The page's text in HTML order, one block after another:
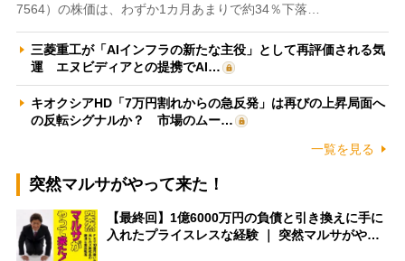
7564）の株価は、わずか1カ月あまりで約34％下落…
三菱重工が「AIインフラの新たな主役」として再評価される気
運 エヌビディアとの提携でAI…
キオクシアHD「7万円割れからの急反発」は再びの上昇局面へ
の反転シグナルか？ 市場のムー…
一覧を見る
突然マルサがやって来た！
【最終回】1億6000万円の負債と引き換えに手に
入れたプライスレスな経験 ｜ 突然マルサがや…